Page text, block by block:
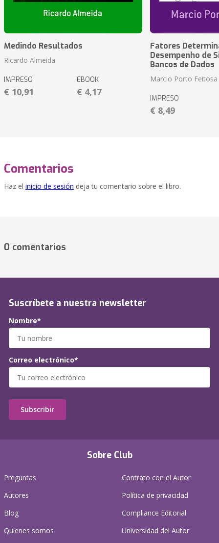
Medindo Resultados
Ricardo Almeida
IMPRESO
€ 10,91
EBOOK
€ 4,17
Fatores
Desempenho de
Bancos de Dados
Marcio Porto Feitosa
IMPRESO
€ 8,49
Comentarios
Haz el inicio de sesión deja tu comentario sobre el libro.
0 comentarios
Sobre Club
Preguntas
Autores
Blog
Quienes somos
Contrato con el Autor
Política de privacidad
Compliance Editorial
Universidad del Autor
Suscríbete a nuestra newsletter
Nombre*
Correo electrónico*
Subscribir